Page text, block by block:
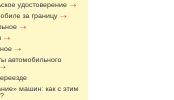
удостоверение
за границу
автомобильного
машин: как с этим